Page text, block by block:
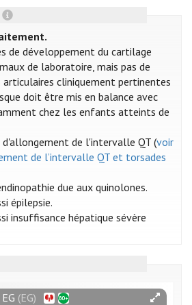
de développement du cartilage
de laboratoire, mais pas de
articulaires cliniquement pertinentes
doit être mis en balance avec
chez les enfants atteints de
d'allongement de l'intervalle QT (voir
de l’intervalle QT et torsades
due aux quinolones.
épilepsie.
insuffisance hépatique sévère
(EG)